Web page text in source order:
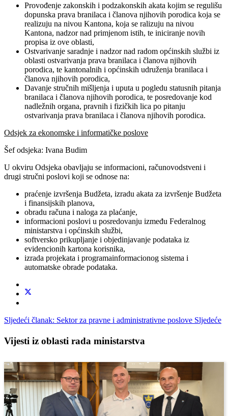
Provođenje zakonskih i podzakonskih akata kojim se regulišu
dopunska prava branilaca i članova njihovih porodica koja se
realizuju na nivou Kantona, koja se ralizuju na nivou
Kantona, nadzor nad primjenom istih, te iniciranje novih
propisa iz ove oblasti,
Ostvarivanje saradnje i nadzor nad radom općinskih službi iz
oblasti ostvarivanja prava branilaca i članova njihovih
porodica, te kantonalnih i općinskih udruženja branilaca i
članova njihovih porodica,
Davanje stručnih mišljenja i uputa u pogledu statusnih pitanja
branilaca i članova njihovih porodica, te posredovanje kod
nadležnih organa, pravnih i fizičkih lica po pitanju
ostvarivanja prava branilaca i članova njihovih porodica.
Odsjek za ekonomske i informatičke poslove
Šef odsjeka: Ivana Budim
U okviru Odsjeka obavljaju se informacioni, računovodstveni i
drugi stručni poslovi koji se odnose na:
praćenje izvršenja Budžeta, izradu akata za izvršenje Budžeta
i finansijskih planova,
obradu računa i naloga za plaćanje,
informacioni poslovi u posredovanju između Federalnog
ministarstva i općinskih službi,
softversko prikupljanje i objedinjavanje podataka iz
evidencionih kartona korisnika,
izrada projekata i programainformacionog sistema i
automatske obrade podataka.
Sljedeći članak: Sektor za pravne i administrativne poslove Sljedeće
Vijesti iz oblasti rada ministarstva